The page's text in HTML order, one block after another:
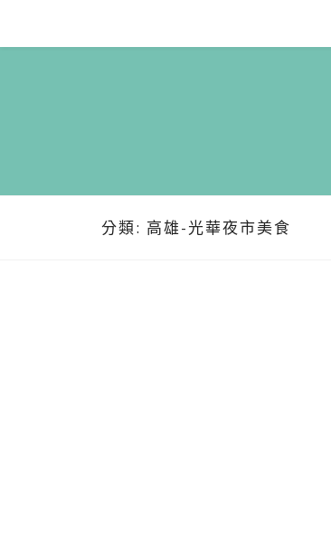
content
分類: 高雄-光華夜市美食